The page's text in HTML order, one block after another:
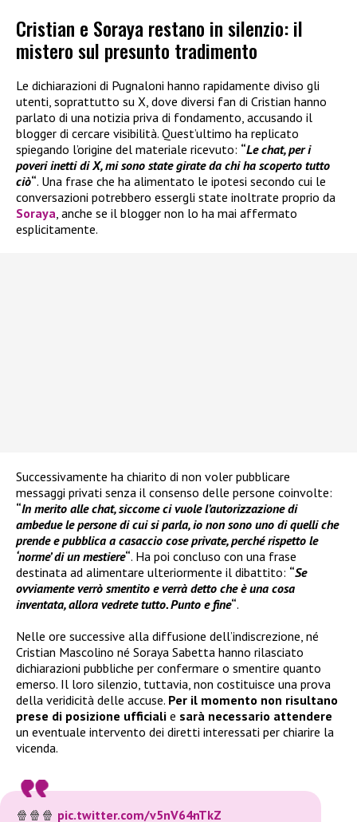
Cristian e Soraya restano in silenzio: il
mistero sul presunto tradimento
Le dichiarazioni di Pugnaloni hanno rapidamente diviso gli
utenti, soprattutto su X, dove diversi fan di Cristian hanno
parlato di una notizia priva di fondamento, accusando il
blogger di cercare visibilità. Quest’ultimo ha replicato
spiegando l’origine del materiale ricevuto: “Le chat, per i
poveri inetti di X, mi sono state girate da chi ha scoperto tutto
ciò“. Una frase che ha alimentato le ipotesi secondo cui le
conversazioni potrebbero essergli state inoltrate proprio da
Soraya , anche se il blogger non lo ha mai affermato
esplicitamente.
Successivamente ha chiarito di non voler pubblicare
messaggi privati senza il consenso delle persone coinvolte:
“In merito alle chat, siccome ci vuole l’autorizzazione di
ambedue le persone di cui si parla, io non sono uno di quelli che
prende e pubblica a casaccio cose private, perché rispetto le
‘norme’ di un mestiere“. Ha poi concluso con una frase
destinata ad alimentare ulteriormente il dibattito: “Se
ovviamente verrò smentito e verrà detto che è una cosa
inventata, allora vedrete tutto. Punto e fine“.
Nelle ore successive alla diffusione dell’indiscrezione, né
Cristian Mascolino né Soraya Sabetta hanno rilasciato
dichiarazioni pubbliche per confermare o smentire quanto
emerso. Il loro silenzio, tuttavia, non costituisce una prova
della veridicità delle accuse. Per il momento non risultano
prese di posizione ufficiali e sarà necessario attendere
un eventuale intervento dei diretti interessati per chiarire la
vicenda.
🍿🍿🍿 pic.twitter.com/v5nV64nTkZ